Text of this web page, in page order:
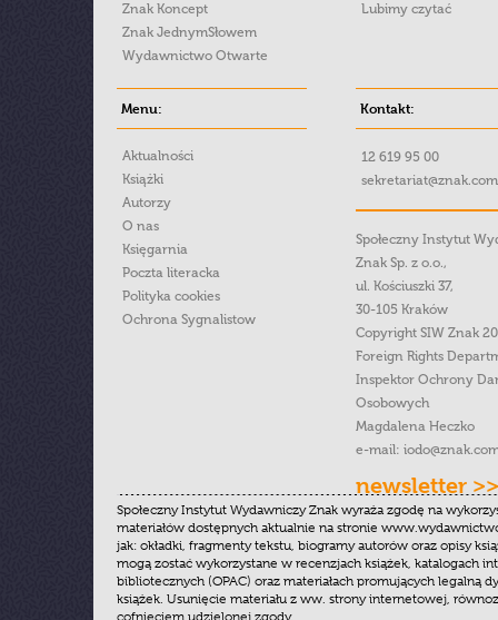
Znak Koncept
Znak JednymSłowem
Wydawnictwo Otwarte
Lubimy czytać
Menu:
Aktualności
Książki
Autorzy
O nas
Księgarnia
Poczta literacka
Polityka cookies
Ochrona Sygnalistow
Kontakt:
12 619 95 00
Społeczny Instytut
Znak Sp. z o.o.,
ul. Kościuszki 37,
30-105 Kraków
Copyright SIW Znak
Foreign Rights
Inspektor Ochrony
Osobowych
Magdalena Heczko
e-mail:
newsletter >>
Społeczny Instytut Wydawniczy Znak wyraża zgodę na
materiałów dostępnych aktualnie na stronie
jak: okładki, fragmenty tekstu, biogramy autorów oraz opisy
mogą zostać wykorzystane w recenzjach książek, katalogach
bibliotecznych (OPAC) oraz materiałach promujących legalną
książek. Usunięcie materiału z ww. strony internetowej,
cofnięciem udzielonej zgody.